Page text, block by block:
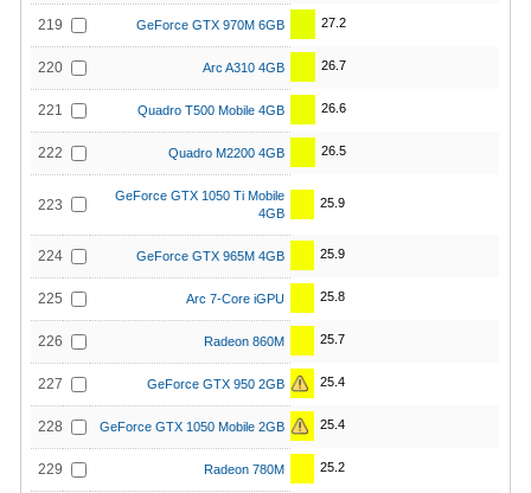
219 GeForce GTX 970M 6GB 27.2
220 Arc A310 4GB 26.7
221 Quadro T500 Mobile 4GB 26.6
222 Quadro M2200 4GB 26.5
223
GeForce GTX 1050 Ti Mobile
4GB
25.9
224 GeForce GTX 965M 4GB 25.9
225 Arc 7-Core iGPU 25.8
226 Radeon 860M 25.7
227 GeForce GTX 950 2GB 25.4
228 GeForce GTX 1050 Mobile 2GB 25.4
229 Radeon 780M 25.2